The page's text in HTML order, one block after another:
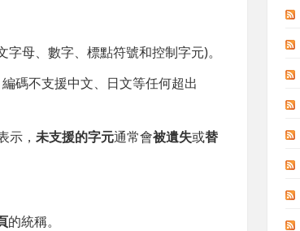
母、數字、標點符號和控制字元)。
碼不支援中文、日文等任何超出
示，未支援的字元通常會被遺失或替
的統稱。